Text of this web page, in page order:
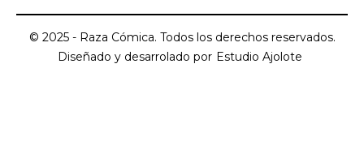
© 2025 - Raza Cómica. Todos los derechos reservados.
Diseñado y desarrolado por Estudio Ajolote